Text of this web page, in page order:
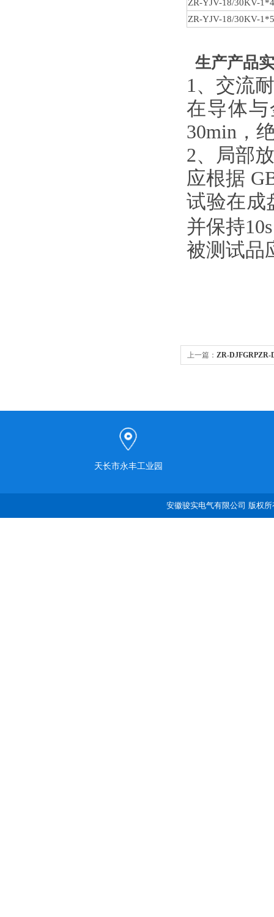
ZR-YJV-18/30KV-
ZR-YJV-18/30KV-
生产产品
1、交流
在导体
30min ，
2、局部
应根据
试验在成
并保持
被测试品
上一篇： ZR-DJFGRPZR-
天长市永丰工业园
安徽骏实电气有限公司 版权